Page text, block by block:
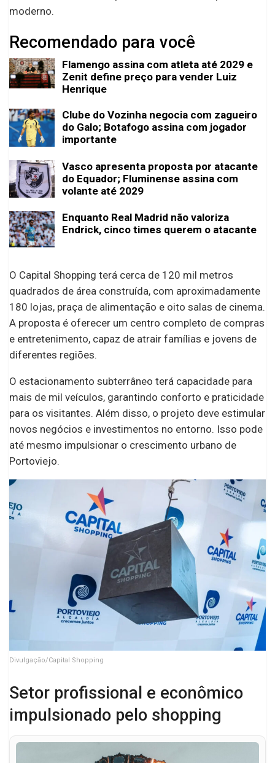
moderno.
Recomendado para você
Flamengo assina com atleta até 2029 e
Zenit define preço para vender Luiz
Henrique
Clube do Vozinha negocia com zagueiro
do Galo; Botafogo assina com jogador
importante
Vasco apresenta proposta por atacante
do Equador; Fluminense assina com
volante até 2029
Enquanto Real Madrid não valoriza
Endrick, cinco times querem o atacante
O Capital Shopping terá cerca de 120 mil metros
quadrados de área construída, com aproximadamente
180 lojas, praça de alimentação e oito salas de cinema.
A proposta é oferecer um centro completo de compras
e entretenimento, capaz de atrair famílias e jovens de
diferentes regiões.
O estacionamento subterrâneo terá capacidade para
mais de mil veículos, garantindo conforto e praticidade
para os visitantes. Além disso, o projeto deve estimular
novos negócios e investimentos no entorno. Isso pode
até mesmo impulsionar o crescimento urbano de
Portoviejo.
Divulgação/Capital Shopping
Setor profissional e econômico
impulsionado pelo shopping